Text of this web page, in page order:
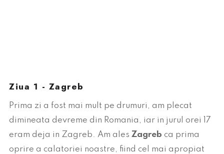
Ziua 1 - Zagreb
Prima zi a fost mai mult pe drumuri, am plecat
dimineata devreme din Romania, iar in jurul orei 17
eram deja in Zagreb. Am ales Zagreb ca prima
oprire a calatoriei noastre, fiind cel mai apropiat